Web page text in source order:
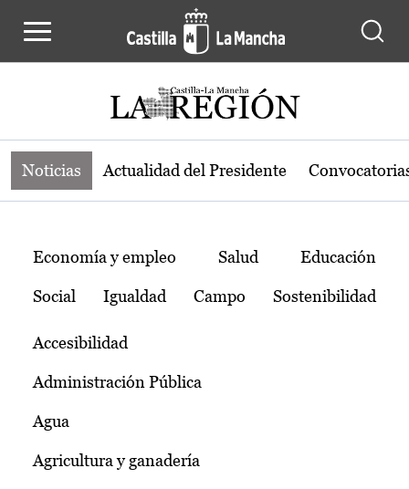
Noticias de la región de Castilla-La
Noticias Actualidad del Presidente
Temas
Economía y empleo Salud Educación
Social Igualdad Campo Sostenibilidad
Accesibilidad
Administración Pública
Agua
Agricultura y ganadería